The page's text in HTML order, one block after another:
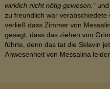
wirklich nicht nötig gewesen."und
zu freundlich war verabschiedete
verließ dass Zimmer von
gesagt, dass das ziehen von
führte, denn das tat die Sklavin
Anwesenheit von Messalina leider